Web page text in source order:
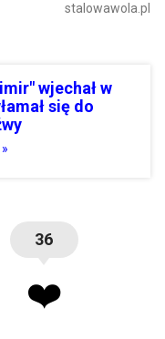
stalowawola.pl
wjechał w
się do
36
❤️